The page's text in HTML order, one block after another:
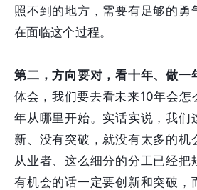
照不到的地方，需要有足够的勇
在面临这个过程。
第二，方向要对，看十年、做一
体会，我们要去看未来10年会怎
年从哪里开始。实话实说，我们
新、没有突破，就没有太多的机
从业者、这么细分的分工已经把
有机会的话一定要创新和突破，